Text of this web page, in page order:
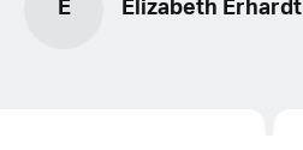
E Elizabeth Erhardt